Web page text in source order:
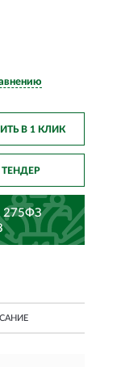
В 1 КЛИК
275ФЗ